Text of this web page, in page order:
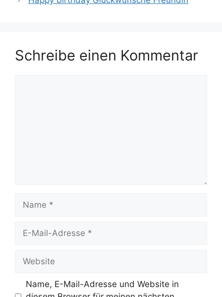
Schreibe einen Kommentar
Name
Website
Name, E-Mail-Adresse und Website in